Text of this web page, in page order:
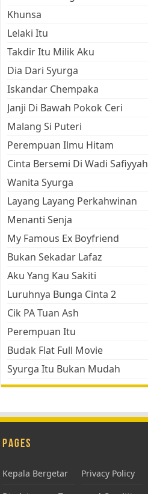
Khunsa
Lelaki Itu
Takdir Itu Milik Aku
Dia Dari Syurga
Iskandar Chempaka
Janji Di Bawah Pokok Ceri
Malang Si Puteri
Perempuan Ilmu Hitam
Cinta Bersemi Di Wadi Safiyyah
Wanita Syurga
Layang Layang Perkahwinan
Menanti Senja
My Famous Ex Boyfriend
Bukan Sekadar Lafaz
Aku Yang Kau Sakiti
Luruhnya Bunga Cinta 2
Cik PA Tuan Ash
Perempuan Itu
Budak Flat Full Movie
Syurga Itu Bukan Mudah
Pages
Kepala Bergetar Privacy Policy